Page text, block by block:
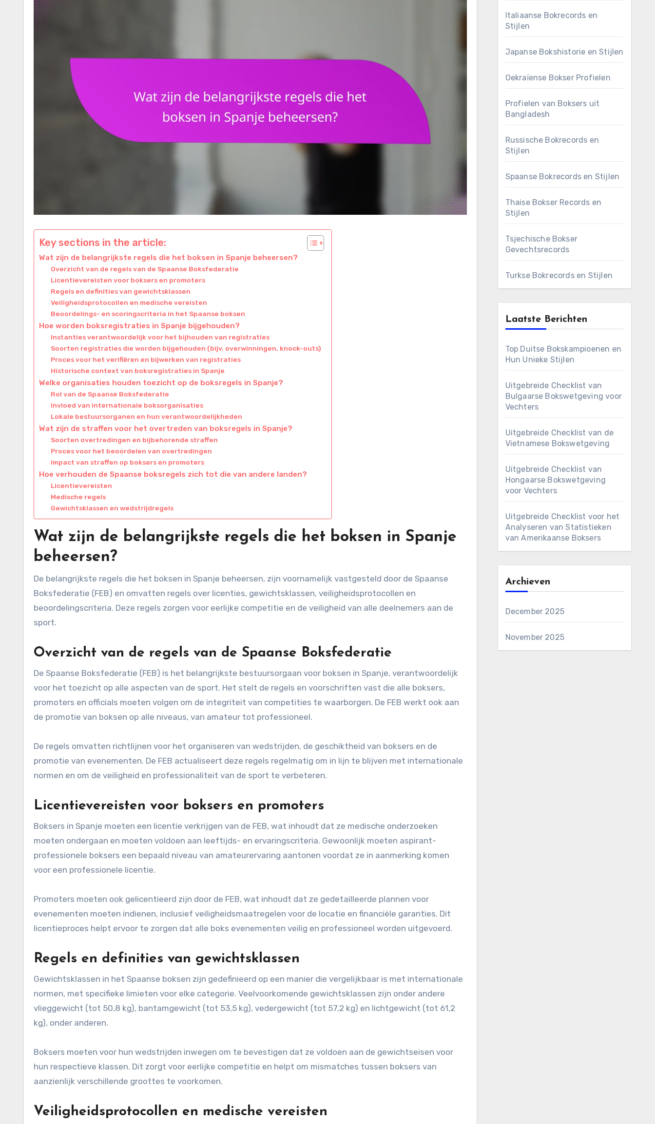
Key sections in the article:
Wat zijn de belangrijkste regels die het boksen in Spanje beheersen?
Overzicht van de regels van de Spaanse Boksfederatie
Licentievereisten voor boksers en promoters
Regels en definities van gewichtsklassen
Veiligheidsprotocollen en medische vereisten
Beoordelings- en scoringscriteria in het Spaanse boksen
Hoe worden boksregistraties in Spanje bijgehouden?
Instanties verantwoordelijk voor het bijhouden van registraties
Soorten registraties die worden bijgehouden (bijv. overwinningen, knock-outs)
Proces voor het verifiëren en bijwerken van registraties
Historische context van boksregistraties in Spanje
Welke organisaties houden toezicht op de boksregels in Spanje?
Rol van de Spaanse Boksfederatie
Invloed van internationale boksorganisaties
Lokale bestuursorganen en hun verantwoordelijkheden
Wat zijn de straffen voor het overtreden van boksregels in Spanje?
Soorten overtredingen en bijbehorende straffen
Proces voor het beoordelen van overtredingen
Impact van straffen op boksers en promoters
Hoe verhouden de Spaanse boksregels zich tot die van andere landen?
Licentievereisten
Medische regels
Gewichtsklassen en wedstrijdregels
Wat zijn de belangrijkste regels die het boksen in Spanje
beheersen?
De belangrijkste regels die het boksen in Spanje beheersen, zijn voornamelijk vastgesteld door de Spaanse
Boksfederatie (FEB) en omvatten regels over licenties, gewichtsklassen, veiligheidsprotocollen en
beoordelingscriteria. Deze regels zorgen voor eerlijke competitie en de veiligheid van alle deelnemers aan de
sport.
Overzicht van de regels van de Spaanse Boksfederatie
De Spaanse Boksfederatie (FEB) is het belangrijkste bestuursorgaan voor boksen in Spanje, verantwoordelijk
voor het toezicht op alle aspecten van de sport. Het stelt de regels en voorschriften vast die alle boksers,
promoters en officials moeten volgen om de integriteit van competities te waarborgen. De FEB werkt ook aan
de promotie van boksen op alle niveaus, van amateur tot professioneel.
De regels omvatten richtlijnen voor het organiseren van wedstrijden, de geschiktheid van boksers en de
promotie van evenementen. De FEB actualiseert deze regels regelmatig om in lijn te blijven met internationale
normen en om de veiligheid en professionaliteit van de sport te verbeteren.
Licentievereisten voor boksers en promoters
Boksers in Spanje moeten een licentie verkrijgen van de FEB, wat inhoudt dat ze medische onderzoeken
moeten ondergaan en moeten voldoen aan leeftijds- en ervaringscriteria. Gewoonlijk moeten aspirant-
professionele boksers een bepaald niveau van amateurervaring aantonen voordat ze in aanmerking komen
voor een professionele licentie.
Promoters moeten ook gelicentieerd zijn door de FEB, wat inhoudt dat ze gedetailleerde plannen voor
evenementen moeten indienen, inclusief veiligheidsmaatregelen voor de locatie en financiële garanties. Dit
licentieproces helpt ervoor te zorgen dat alle boks evenementen veilig en professioneel worden uitgevoerd.
Regels en definities van gewichtsklassen
Gewichtsklassen in het Spaanse boksen zijn gedefinieerd op een manier die vergelijkbaar is met internationale
normen, met specifieke limieten voor elke categorie. Veelvoorkomende gewichtsklassen zijn onder andere
vlieggewicht (tot 50,8 kg), bantamgewicht (tot 53,5 kg), vedergewicht (tot 57,2 kg) en lichtgewicht (tot 61,2
kg), onder anderen.
Boksers moeten voor hun wedstrijden inwegen om te bevestigen dat ze voldoen aan de gewichtseisen voor
hun respectieve klassen. Dit zorgt voor eerlijke competitie en helpt om mismatches tussen boksers van
aanzienlijk verschillende groottes te voorkomen.
Veiligheidsprotocollen en medische vereisten
Italiaanse Bokrecords en
Stijlen
Japanse Bokshistorie en Stijlen
Oekraïense Bokser Profielen
Profielen van Boksers uit
Bangladesh
Russische Bokrecords en
Stijlen
Spaanse Bokrecords en Stijlen
Thaise Bokser Records en
Stijlen
Tsjechische Bokser
Gevechtsrecords
Turkse Bokrecords en Stijlen
Laatste Berichten
Top Duitse Bokskampioenen en
Hun Unieke Stijlen
Uitgebreide Checklist van
Bulgaarse Bokswetgeving voor
Vechters
Uitgebreide Checklist van de
Vietnamese Bokswetgeving
Uitgebreide Checklist van
Hongaarse Bokswetgeving
voor Vechters
Uitgebreide Checklist voor het
Analyseren van Statistieken
van Amerikaanse Boksers
Archieven
December 2025
November 2025